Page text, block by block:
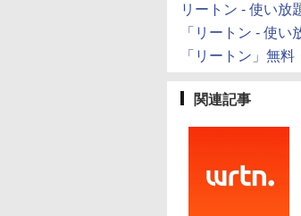
リートン - 使い放
「リートン - 使
「リートン」無
関連記事